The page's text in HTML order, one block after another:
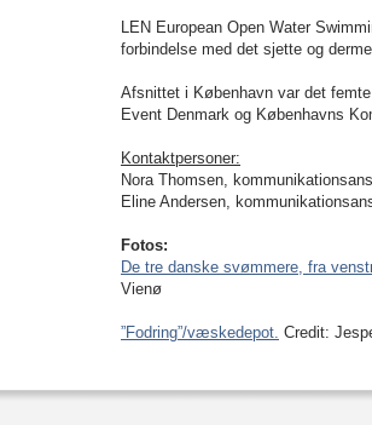
LEN European Open Water
forbindelse med det sjette og
Afsnittet i København var det
Event Denmark og Københavns
Kontaktpersoner:
Nora Thomsen,
Eline Andersen,
Fotos:
De tre danske svømmere, fra
Vienø
”Fodring”/væskedepot. Credit: